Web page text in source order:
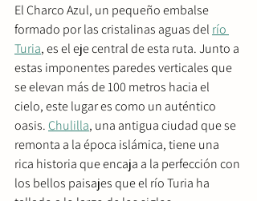
El Charco Azul, un pequeño embalse
formado por las cristalinas aguas del río
Turia, es el eje central de esta ruta. Junto a
estas imponentes paredes verticales que
se elevan más de 100 metros hacia el
cielo, este lugar es como un auténtico
oasis. Chulilla, una antigua ciudad que se
remonta a la época islámica, tiene una
rica historia que encaja a la perfección con
los bellos paisajes que el río Turia ha